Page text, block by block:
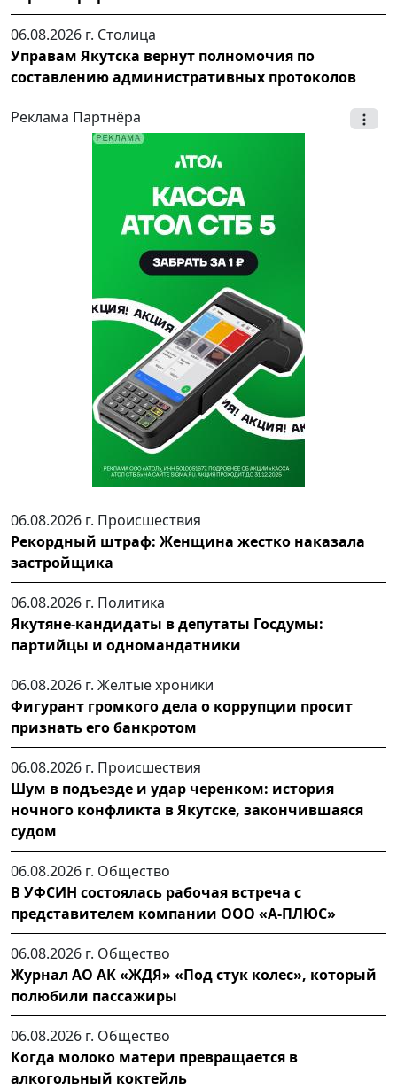
06.08.2026 г. Столица
Управам Якутска вернут полномочия по
составлению административных протоколов
Реклама Партнёра
06.08.2026 г. Происшествия
Рекордный штраф: Женщина жестко наказала
застройщика
06.08.2026 г. Политика
Якутяне-кандидаты в депутаты Госдумы:
партийцы и одномандатники
06.08.2026 г. Желтые хроники
Фигурант громкого дела о коррупции просит
признать его банкротом
06.08.2026 г. Происшествия
Шум в подъезде и удар черенком: история
ночного конфликта в Якутске, закончившаяся
судом
06.08.2026 г. Общество
В УФСИН состоялась рабочая встреча с
представителем компании ООО «А-ПЛЮС»
06.08.2026 г. Общество
Журнал АО АК «ЖДЯ» «Под стук колес», который
полюбили пассажиры
06.08.2026 г. Общество
Когда молоко матери превращается в
алкогольный коктейль